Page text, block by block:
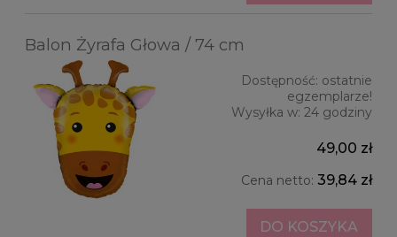
Balon Żyrafa Głowa / 74 cm
Dostępność: ostatnie
egzemplarze!
Wysyłka w: 24 godziny
49,00 zł
Cena netto: 39,84 zł
DO KOSZYKA